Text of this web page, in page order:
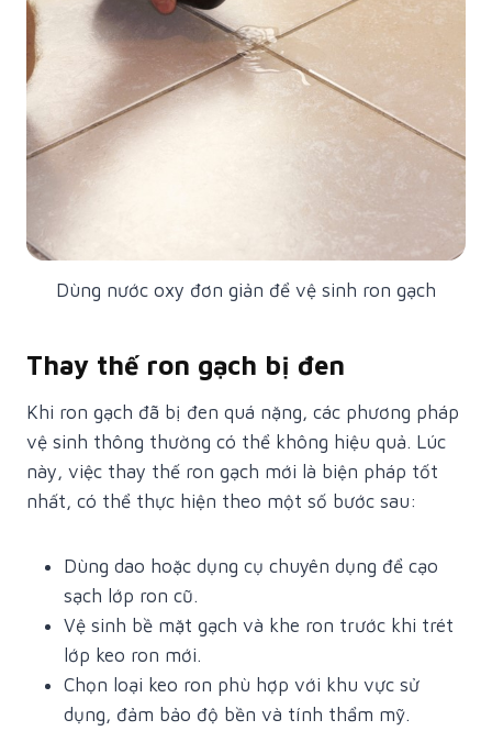
Dùng nước oxy đơn giản để vệ sinh ron gạch
Thay thế ron gạch bị đen
Khi ron gạch đã bị đen quá nặng, các phương pháp
vệ sinh thông thường có thể không hiệu quả. Lúc
này, việc thay thế ron gạch mới là biện pháp tốt
nhất, có thể thực hiện theo một số bước sau:
Dùng dao hoặc dụng cụ chuyên dụng để cạo
sạch lớp ron cũ.
Vệ sinh bề mặt gạch và khe ron trước khi trét
lớp keo ron mới.
Chọn loại keo ron phù hợp với khu vực sử
dụng, đảm bảo độ bền và tính thẩm mỹ.